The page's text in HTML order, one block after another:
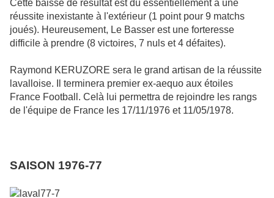
Cette baisse de résultat est dû essentiellement à une
réussite inexistante à l'extérieur (1 point pour 9 matchs
joués). Heureusement, Le Basser est une forteresse
difficile à prendre (8 victoires, 7 nuls et 4 défaites).
Raymond KERUZORE sera le grand artisan de la réussite
lavalloise. Il terminera premier ex-aequo aux étoiles
France Football. Celà lui permettra de rejoindre les rangs
de l'équipe de France les 17/11/1976 et 11/05/1978.
SAISON 1976-77